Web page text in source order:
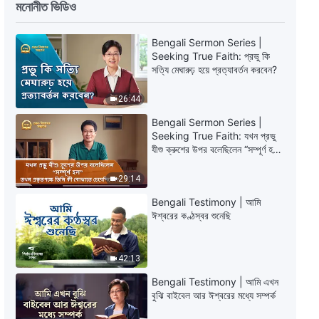
10:49
10:02
ঈশ্বরের প্রতিদিনের বাক্য: ঈশ্বরের কাজ
সম্বন্ধে জানা | উদ্ধৃতি 205
ঈশ্বরের প্রতিদিনের বাক্য: ঈশ্বরের কাজ
সম্বন্ধে জানা | উদ্ধৃতি 206
12:11
ঈশ্বরের প্রতিদিনের বাক্য: ঈশ্বরের কাজ
সম্বন্ধে জানা | উদ্ধৃতি 207
ঈশ্বরের প্রতিদিনের বাক্য: ঈশ্বরের কাজ
মনোনীত ভিডিও
26:44
Bengali Sermon Series |
Seeking True Faith: প্রভু কি
সত্যি মেঘারুঢ় হয়ে প্রত্যাবর্তন করবেন?
29:14
Bengali Sermon Series |
Seeking True Faith: যখন প্রভু
যীশু ক্রুশের উপর বলেছিলেন “সম্পূর্ণ হল”
42:13
Bengali Testimony | আমি
ঈশ্বরের কণ্ঠস্বর শুনেছি
Bengali Testimony | আমি এখন
বুঝি বাইবেল আর ঈশ্বরের মধ্যে সম্পর্ক